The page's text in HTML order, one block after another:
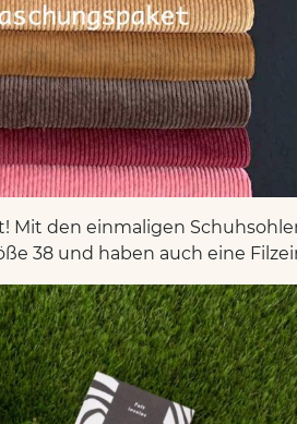
Mit den einmaligen
38 und haben auch eine